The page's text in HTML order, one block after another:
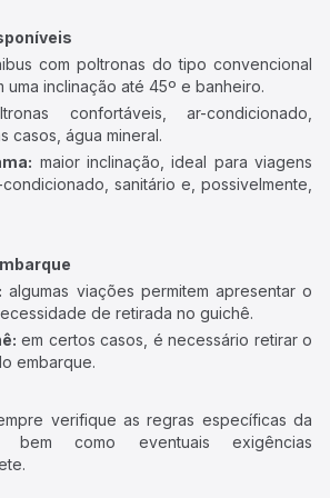
com poltronas do tipo convencional
uma inclinação até 45º e banheiro.
confortáveis, ar-condicionado,
casos, água mineral.
maior inclinação, ideal para viagens
sanitário e, possivelmente,
algumas viações permitem apresentar o
de retirada no guichê.
em certos casos, é necessário retirar o
embarque.
verifique as regras específicas da
bem como eventuais exigências